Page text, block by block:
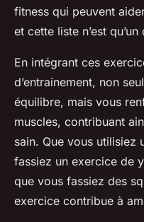
fitness qui peuvent
et cette liste n’est qu’un
En intégrant ces
d’entrainement, non
équilibre, mais vous
muscles, contribuant
sain. Que vous utilisiez
fassiez un exercice de
que vous fassiez des
exercice contribue à